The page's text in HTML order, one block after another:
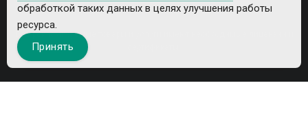
Все рекламируемые товары и услуги имеют необходимые лицензии и
обработкой таких данных в целях улучшения работы
ресурса.
Принять